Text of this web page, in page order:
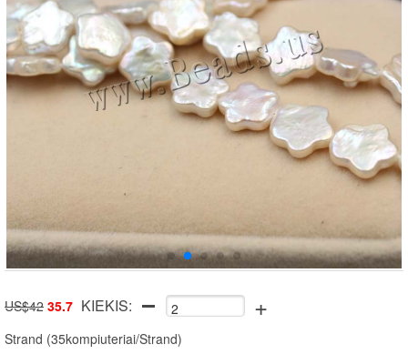
US$42 35.7 KIEKIS: +
Strand (35kompiuteriai/Strand)